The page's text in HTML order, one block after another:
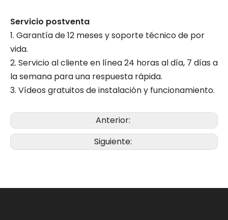
Servicio postventa
1. Garantía de 12 meses y soporte técnico de por
vida.
2. Servicio al cliente en línea 24 horas al día, 7 días a
la semana para una respuesta rápida.
3. Vídeos gratuitos de instalación y funcionamiento.
Anterior:
Siguiente: